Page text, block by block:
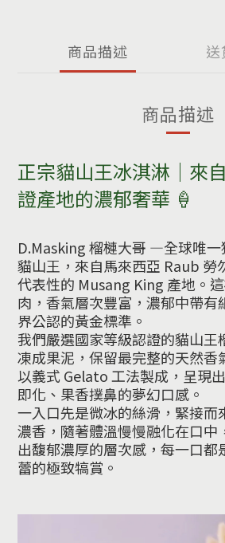
商品描述
商品描述
正宗貓山王冰淇淋｜來
證產地的濃郁奢華 🍦
D.Masking榴槤大哥 —全球唯一
貓山王， 來自馬來西亞 Raub 勞
代表性的 Musang King 產地。
肉，香氣層次豐富，濃郁中帶有
界公認的黃金標準。
我們嚴選國家等級認證的貓山王
凍成果泥，保留最完整的天然香
以義式 Gelato 工法製成，呈現
即化、果香撲鼻的夢幻口感。
一入口先是微冰的絲滑，緊接而
濃香，隨著體溫慢慢融化在口中
出馥郁濃厚的層次感，每一口都
蕾的極致犒賞。